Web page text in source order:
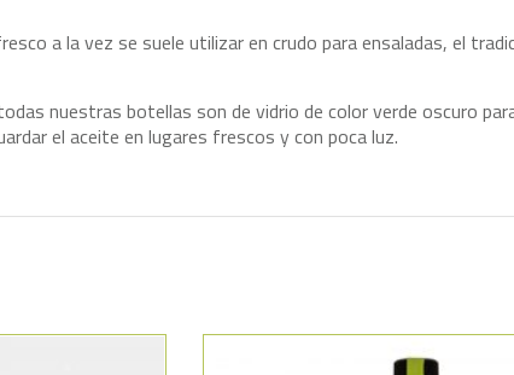
a la vez se suele utilizar en crudo para ensaladas, el
nuestras botellas son de vidrio de color verde oscuro
el aceite en lugares frescos y con poca luz.
Añadir a la lista de deseos